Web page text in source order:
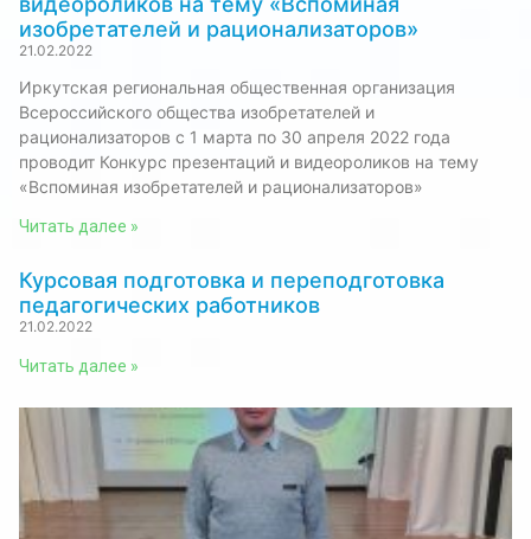
изобретателей и рационализаторов»
21.02.2022
Иркутская региональная общественная организация
Всероссийского общества изобретателей и
рационализаторов с 1 марта по 30 апреля 2022 года
проводит Конкурс презентаций и видеороликов на тему
«Вспоминая изобретателей и рационализаторов»
Читать далее »
Курсовая подготовка и переподготовка
педагогических работников
21.02.2022
Читать далее »